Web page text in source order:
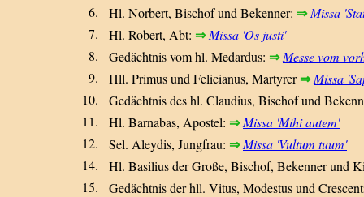
6.
Hl. Norbert, Bischof und Bekenner: ⇒Missa
7.
Hl. Robert, Abt: ⇒Missa 'Os justi'
8.
Gedächtnis vom hl. Medardus: ⇒Messe vom
9.
Hll. Primus und Felicianus, Martyrer⇒Missa
10.
Gedächtnis des hl. Claudius, Bischof und
11.
Hl. Barnabas, Apostel: ⇒Missa 'Mihi autem'
12.
Sel. Aleydis, Jungfrau: ⇒Missa 'Vultum tuum'
14.
Hl. Basilius der Große, Bischof, Bekenner und
15.
Gedächtnis der hll. Vitus, Modestus und